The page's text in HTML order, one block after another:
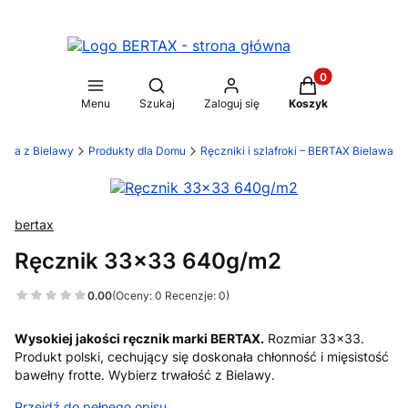
Menu
Otwórz wyszukiwarkę
Szukaj Zaloguj się
Produkty w
Koszyk
z Bielawy Produkty dla Domu Ręczniki i szlafroki – BERTAX Bielawa
bertax
Ręcznik 33x33 640g/m2
0.00(Oceny: 0 Recenzje: 0)
Wysokiej jakości ręcznik marki BERTAX. Rozmiar 33x33.
Produkt polski, cechujący się doskonała chłonność i mięsistość
bawełny frotte. Wybierz trwałość z Bielawy.